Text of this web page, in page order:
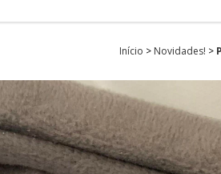
Início > Novidades! >